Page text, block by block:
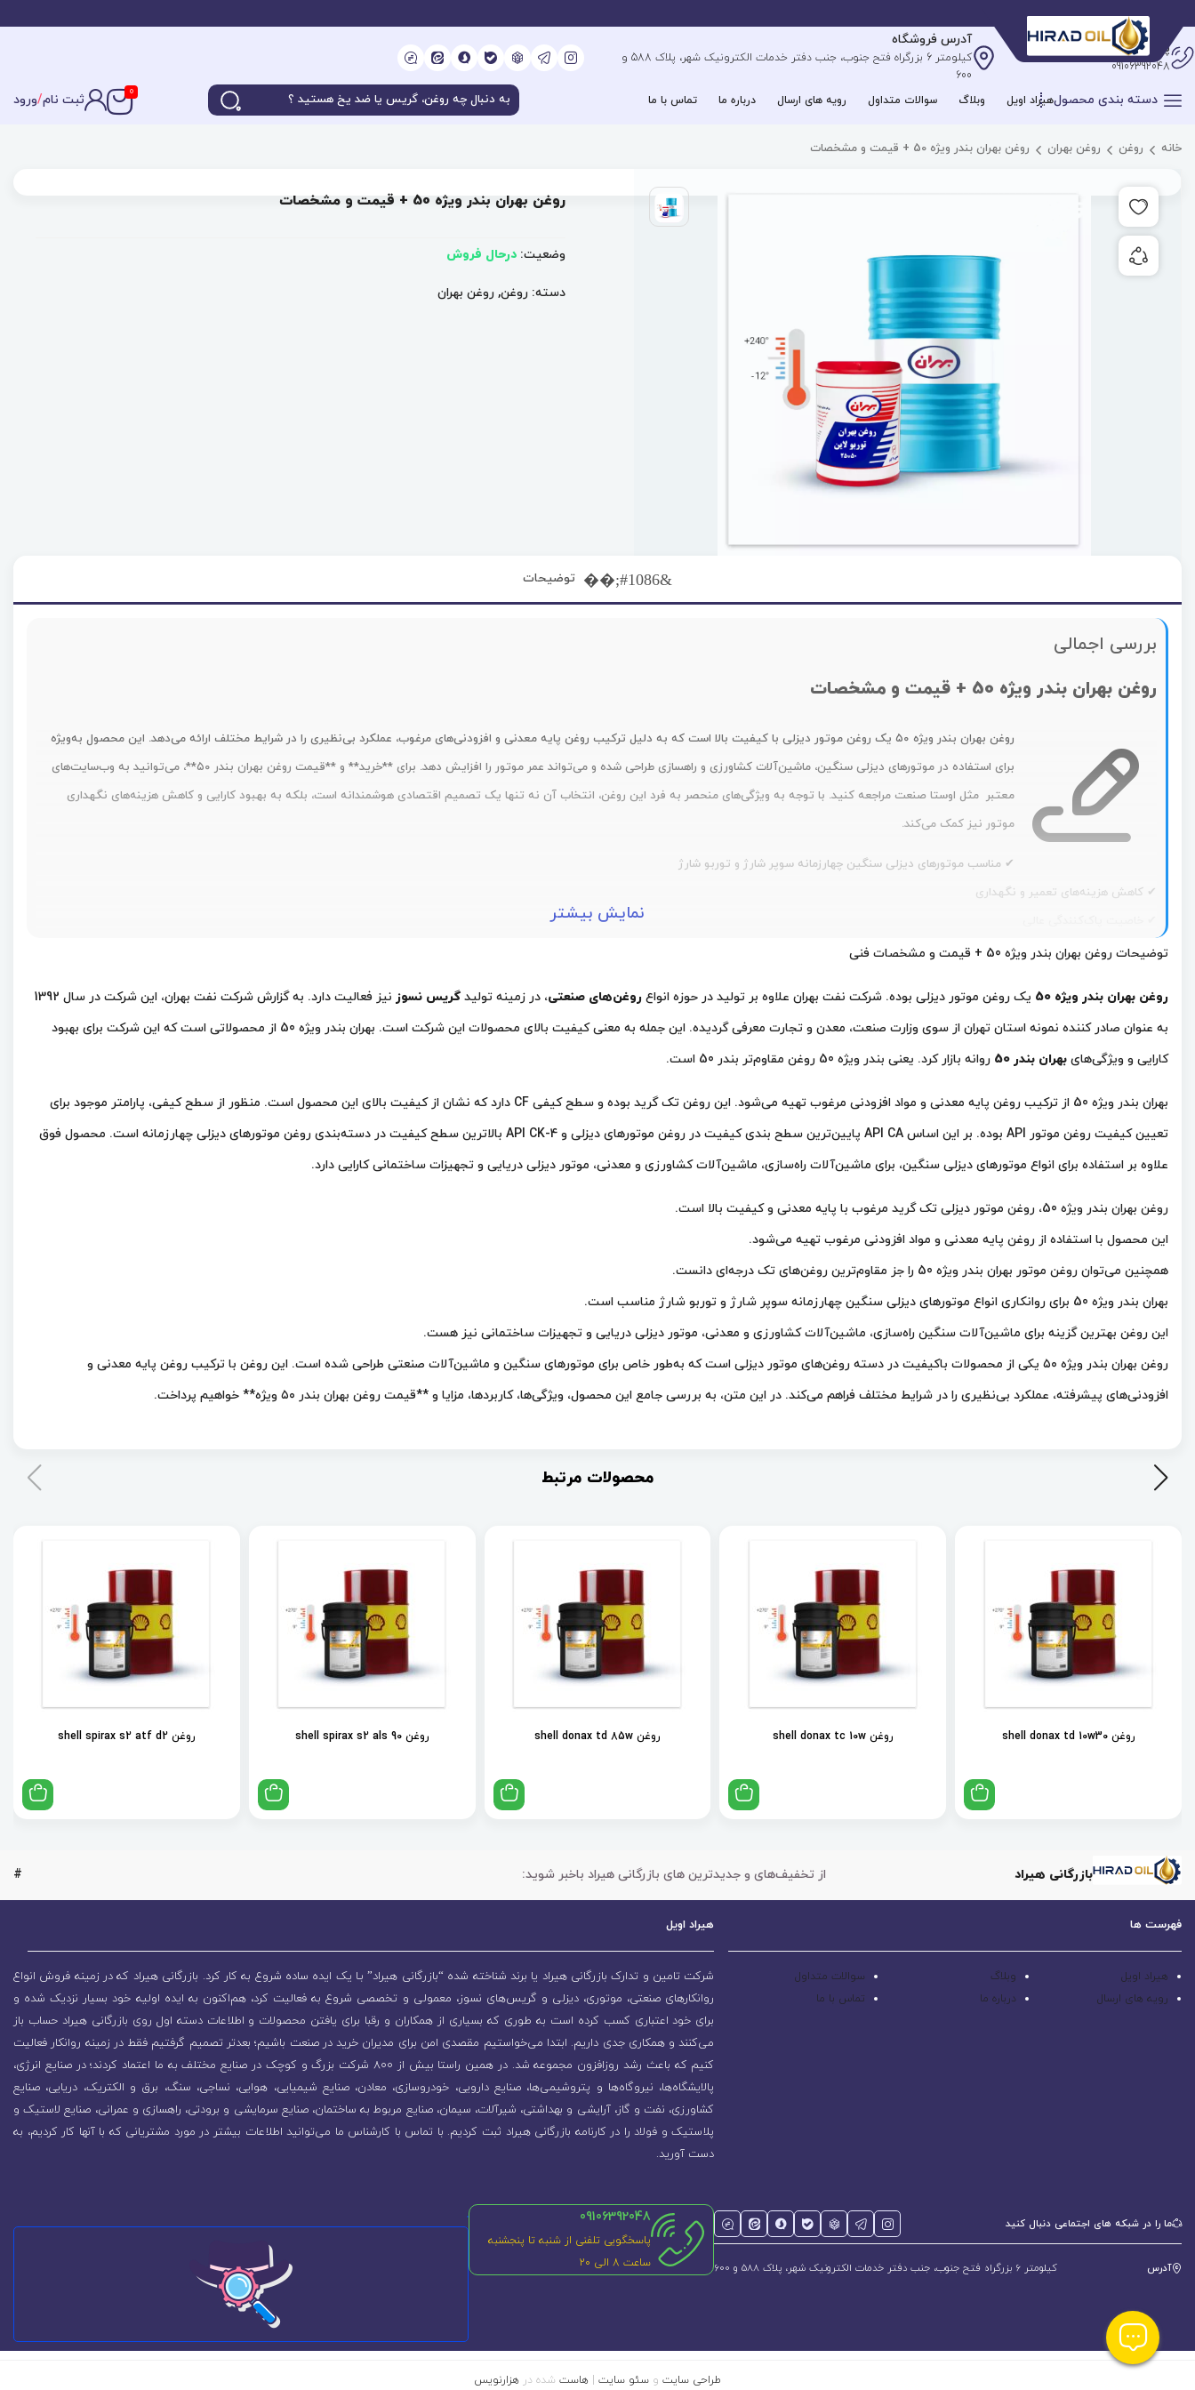
پشتیبانی آنلاین
09106392048
آدرس فروشگاه
کیلومتر 6 بزرگراه فتح جنوب، جنب دفتر خدمات الکترونیک شهر، پلاک 588 و
600
دسته بندی محصولهیراد اویل وبلاگ سوالات متداول رویه های ارسال درباره ما تماس با ما
0 ثبت نام/ورود
خانه روغن روغن بهران روغن بهران بندر ویژه 50 + قیمت و مشخصات
افزودن به علاقه مندی ها
به اشتراک گذاری محصول
روغن بهران بندر ویژه 50 + قیمت و مشخصات
وضعیت: درحال فروش
دسته: روغن, روغن بهران
توضیحات
بررسی اجمالی
روغن بهران بندر ویژه 50 + قیمت و مشخصات
روغن بهران بندر ویژه ۵۰ یک روغن موتور دیزلی با کیفیت بالا است که به دلیل ترکیب روغن پایه معدنی و افزودنی‌های مرغوب، عملکرد بی‌نظیری را در شرایط مختلف ارائه می‌دهد. این محصول به‌ویژه
برای استفاده در موتورهای دیزلی سنگین، ماشین‌آلات کشاورزی و راهسازی طراحی شده و می‌تواند عمر موتور را افزایش دهد. برای **خرید** و **قیمت روغن بهران بندر ۵۰**، می‌توانید به وب‌سایت‌های
معتبر مثل اوستا صنعت مراجعه کنید. با توجه به ویژگی‌های منحصر به فرد این روغن، انتخاب آن نه تنها یک تصمیم اقتصادی هوشمندانه است، بلکه به بهبود کارایی و کاهش هزینه‌های نگهداری
موتور نیز کمک می‌کند.
✔ مناسب موتورهای دیزلی سنگین چهارزمانه سوپر شارژ و توربو شارژ
✔ کاهش هزینه‌های تعمیر و نگهداری
✔ نقطه اشتعال بالا
✔ افزایش طول عمر موتور
✔ مقاوم در شرایط عملیاتی دشوار
نمایش بیشتر
توضیحات روغن بهران بندر ویژه 50 + قیمت و مشخصات فنی
روغن بهران بندر ویژه 50 یک روغن موتور دیزلی بوده. شرکت نفت بهران علاوه بر تولید در حوزه انواع روغن‌های صنعتی، در زمینه تولید گریس نسوز
نیز فعالیت دارد. به گزارش شرکت نفت بهران، این شرکت در سال 1392
به عنوان صادر کننده نمونه استان تهران از سوی وزارت صنعت، معدن و تجارت معرفی گردیده. این جمله به معنی کیفیت بالای محصولات این شرکت است. بهران بندر ویژه 50 از محصولاتی است که این شرکت برای بهبود
کارایی و ویژگی‌های بهران بندر 50 روانه بازار کرد. یعنی بندر ویژه 50 روغن مقاوم‌تر بندر 50 است.
بهران بندر ویژه 50 از ترکیب روغن پایه معدنی و مواد افزودنی مرغوب تهیه می‌شود. این روغن تک گرید بوده و سطح کیفی CF دارد که نشان از کیفیت بالای این محصول است. منظور از سطح کیفی، پارامتر موجود برای
تعیین کیفیت روغن موتور API بوده. بر این اساس API CA پایین‌ترین سطح بندی کیفیت در روغن‌ موتورهای دیزلی و API CK-4 بالاترین سطح کیفیت در دسته‌بندی روغن موتورهای دیزلی چهارزمانه است. محصول فوق
علاوه بر استفاده برای انواع موتورهای دیزلی سنگین، برای ماشین‌آلات راه‌سازی، ماشین‌آلات کشاورزی و معدنی، موتور دیزلی دریایی و تجهیزات ساختمانی کارایی دارد.
روغن بهران بندر ویژه 50، روغن موتور دیزلی تک گرید مرغوب با پایه معدنی و کیفیت بالا است.
این محصول با استفاده از روغن پایه معدنی و مواد افزودنی مرغوب تهیه می‌شود.
همچنین می‌توان روغن موتور بهران بندر ویژه 50 را جز مقاوم‌ترین روغن‌های تک درجه‌ای دانست.
بهران بندر ویژه 50 برای روانکاری انواع موتورهای دیزلی سنگین چهارزمانه سوپر شارژ و توربو شارژ مناسب است.
این روغن بهترین گزینه برای ماشین‌آلات سنگین راه‌سازی، ماشین‌آلات کشاورزی و معدنی، موتور دیزلی دریایی و تجهیزات ساختمانی نیز هست.
روغن بهران بندر ویژه ۵۰ یکی از محصولات باکیفیت در دسته روغن‌های موتور دیزلی است که به‌طور خاص برای موتورهای سنگین و ماشین‌آلات صنعتی طراحی شده است. این روغن با ترکیب روغن پایه معدنی و
افزودنی‌های پیشرفته، عملکرد بی‌نظیری را در شرایط مختلف فراهم می‌کند. در این متن، به بررسی جامع این محصول، ویژگی‌ها، کاربردها، مزایا و **قیمت روغن بهران بندر ۵۰ ویژه** خواهیم پرداخت.
محصولات مرتبط
روغن shell donax td 10w30 روغن shell donax tc 10w روغن shell donax td 85w روغن shell spirax s2 als 90 روغن shell spirax s2 atf d2
بازرگانی هیراد از تخفیف‌های و جدیدترین های بازرگانی هیراد باخبر شوید: #
فهرست ها
هیراد اویل وبلاگ
سوالات متداول
رویه های ارسال
درباره ما تماس با ما
هیراد اویل
شرکت تامین و تدارک بازرگانی هیراد یا برند شناخته شده “بازرگانی هیراد” بـا یک ایده ساده شروع به کار کرد. بازرگانی هیراد که در زمینه فروش انواع
روانکارهای صنعتی، موتوری، دیزلی و گریس‌های نسوز، معمولی و تخصصی شروع به فعالیت کرد، هم‌اکنون به ایده اولیه خود بسیار نزدیک شده و
برای خود اعتباری کسب کرده است به طوری که بسیاری از همکاران و رقبا برای یافتن محصولات و اطلاعات دسته اول روی بازرگانی هیراد حساب باز
می‌کنند و همکاری جدی داریم. ابتدا می‌خواستیم مقصدی امن برای مدیران خرید در صنعت باشیم؛ بعدتر تصمیم گرفتیم فقط در زمینه روانکار فعالیت
کنیم که باعث رشد روزافزون مجموعه شد. در همین راستا بیش از 800 شرکت بزرگ و کوچک در صنایع مختلف به ما اعتماد کردند؛ در صنایع انرژی،
پالایشگاه‌ها، نیروگاه‌ها و پتروشیمی‌ها، صنایع دارویی، خودروسازی، معادن، صنایع شیمیایی، هوایی، نساجی، سنگ، برق و الکتریک، دریایی، صنایع
کشاورزی، نفت و گاز، آرایشی و بهداشتی، شیرآلات، سیمان، صنایع مربوط به ساختمان، صنایع سرمایشی و برودتی، راهسازی و عمرانی، صنایع لاستیک و
پلاستیک و فولاد را در کارنامه بازرگانی هیراد ثبت کردیم. با تماس با کارشناس ما می‌توانید اطلاعات بیشتر در مورد مشتریانی که با آنها کار کردیم، به
دست آورید.
ما را در شبکه های اجتماعی دنبال کنید
آدرس کیلومتر 6 بزرگراه فتح جنوب، جنب دفتر خدمات الکترونیک شهر، پلاک 588 و 600
09106392048
پاسخگویی تلفنی از شنبه تا پنجشنبه
ساعت 8 الی ۲۰
طراحی سایت و سئو سایت هاست شده در هزارنویس